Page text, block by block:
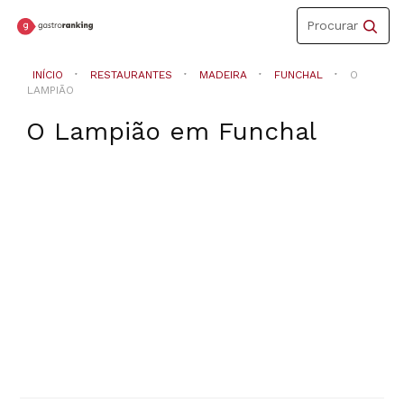
Toggle
navigation
Procurar
INÍCIO RESTAURANTES MADEIRA FUNCHAL
O
LAMPIÃO
O Lampião em Funchal